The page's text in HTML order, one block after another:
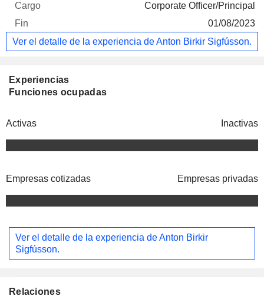
Corporate Officer/Principal
01/08/2023
Ver el detalle de la experiencia de Anton Birkir Sigfússon.
Experiencias
Funciones ocupadas
Activas Inactivas
Empresas cotizadas Empresas privadas
Ver el detalle de la experiencia de Anton Birkir
Sigfússon.
Relaciones